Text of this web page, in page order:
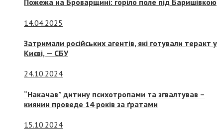
Пожежа на Броварщині: горіло поле під Баришівкою
14.04.2025
Затримали російських агентів, які готували теракт у
Києві, — СБУ
24.10.2024
“Накачав” дитину психотропами та згвалтував –
киянин проведе 14 років за ґратами
15.10.2024